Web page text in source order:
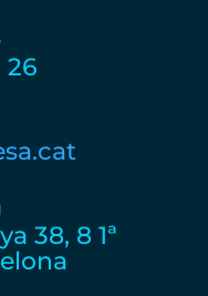
26
38, 8 1ª